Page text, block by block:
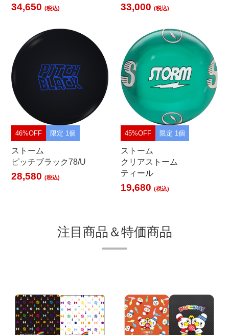
34,650(税込) 33,000(税込)
46%OFF 限定 1個
ストーム
ピッチブラック78/U
28,580(税込)
45%OFF 限定 1個
ストーム
クリアストーム
ティール
19,680(税込)
注目商品＆特価商品